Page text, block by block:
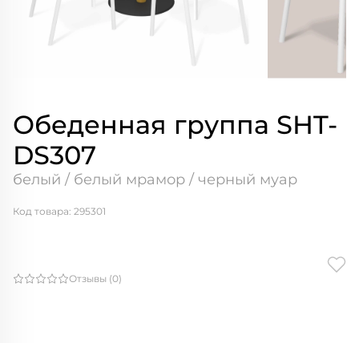
Обеденная группа SHT-
DS307
белый / белый мрамор / черный муар
Отзывы (0)
Код товара: 295301